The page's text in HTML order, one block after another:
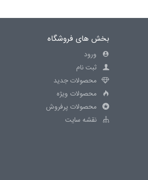
بخش های فروشگاه
ورود
ثبت نام
محصولات جدید
محصولات ویژه
محصولات پرفروش
نقشه سایت